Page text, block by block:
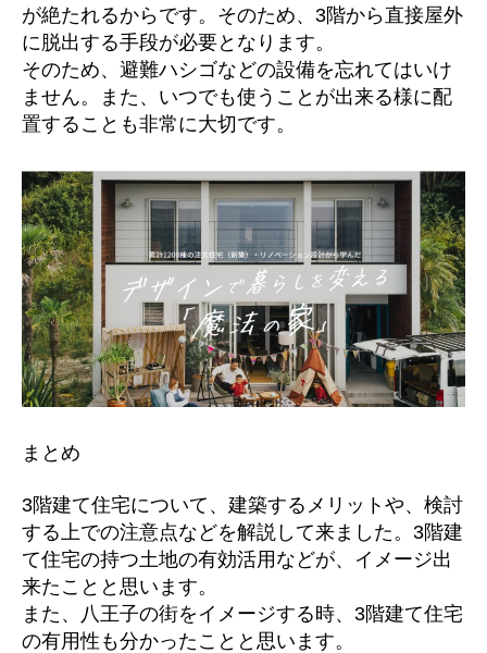
が絶たれるからです。そのため、3階から直接屋外
に脱出する手段が必要となります。
そのため、避難ハシゴなどの設備を忘れてはいけ
ません。また、いつでも使うことが出来る様に配
置することも非常に大切です。
まとめ
3階建て住宅について、建築するメリットや、検討
する上での注意点などを解説して来ました。3階建
て住宅の持つ土地の有効活用などが、イメージ出
来たことと思います。
また、八王子の街をイメージする時、3階建て住宅
の有用性も分かったことと思います。